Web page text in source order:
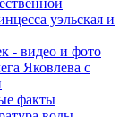
уэльская и
- видео и фото
Яковлева с
факты